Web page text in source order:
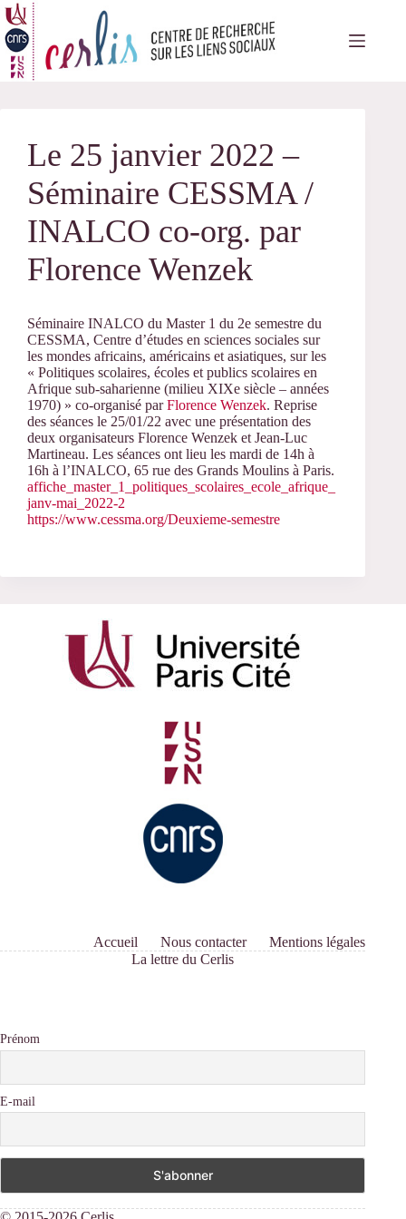
Passer
au
contenu
Le 25 janvier 2022 –
Séminaire CESSMA /
INALCO co-org. par
Florence Wenzek
Séminaire INALCO du Master 1 du 2e semestre du
CESSMA, Centre d’études en sciences sociales sur
les mondes africains, américains et asiatiques, sur les
« Politiques scolaires, écoles et publics scolaires en
Afrique sub-saharienne (milieu XIXe siècle – années
1970) » co-organisé parFlorence Wenzek. Reprise
des séances le 25/01/22 avec une présentation des
deux organisateurs Florence Wenzek et Jean-Luc
Martineau. Les séances ont lieu les mardi de 14h à
16h à l’INALCO, 65 rue des Grands Moulins à Paris.
affiche_master_1_politiques_scolaires_ecole_afrique_
janv-mai_2022-2
https://www.cessma.org/Deuxieme-semestre
Accueil Nous contacter
Mentions légales
La lettre du Cerlis
Prénom
E-mail